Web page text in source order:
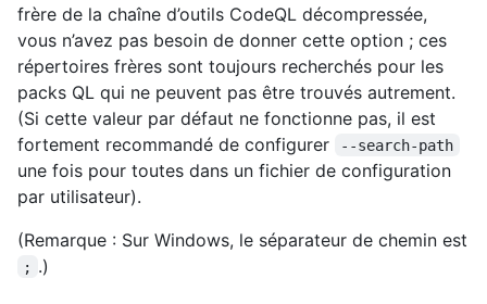
frère de la chaîne d’outils CodeQL décompressée,
vous n’avez pas besoin de donner cette option ; ces
répertoires frères sont toujours recherchés pour les
packs QL qui ne peuvent pas être trouvés autrement.
(Si cette valeur par défaut ne fonctionne pas, il est
fortement recommandé de configurer
--search-path
une fois pour toutes dans un fichier de configuration
par utilisateur).
(Remarque : Sur Windows, le séparateur de chemin est
; .)